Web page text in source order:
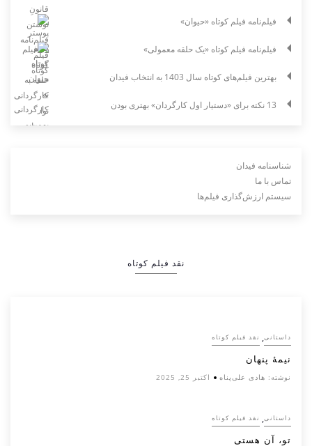
فیلم‌نامه فیلم کوتاه «حیوان»
فیلم‌نامه فیلم کوتاه «یک حلقه معمولی»
بهترین فیلم‌های کوتاه سال 1403 به انتخاب فیدان
13 نکته برای «دستیار اول کارگردان» بهتری بودن
شناسنامه فیدان
تماس با ما
سیستم ارزش‌گذاری فیلم‌ها
نقد فیلم کوتاه
داستانی, نقد فیلم کوتاه
نیمۀ پنهان
نوشته: هادی علی‌پناه اکتبر 25, 2025
داستانی, نقد فیلم کوتاه
تو، آن هستی